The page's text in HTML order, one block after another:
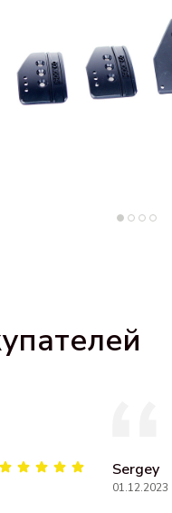
Sergey
01.12.2023